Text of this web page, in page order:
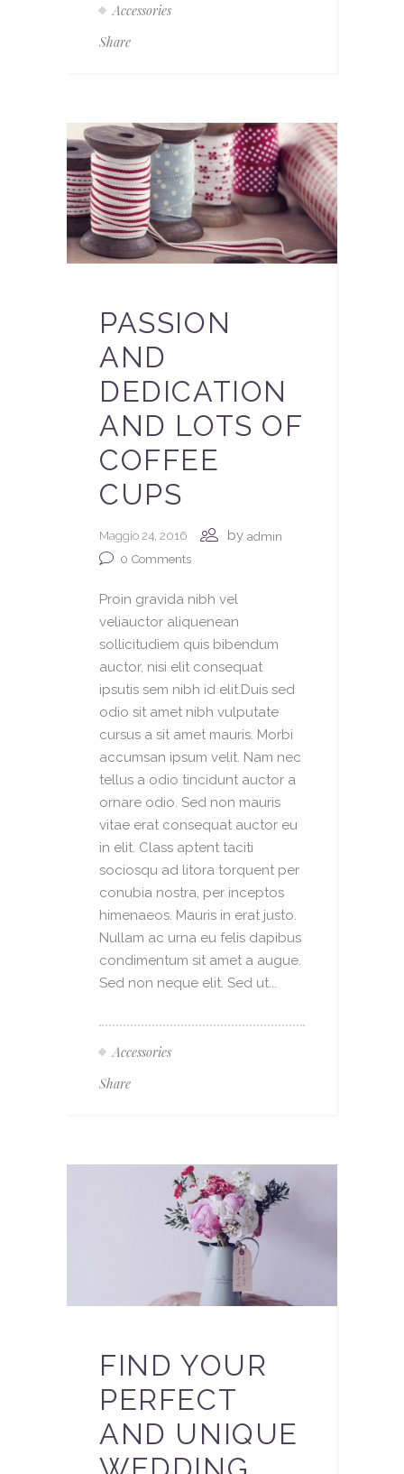
Accessories
Share
PASSION
AND
DEDICATION
AND LOTS OF
COFFEE
CUPS
Maggio 24, 2016 by admin
0 Comments
Proin gravida nibh vel
veliauctor aliquenean
sollicitudiem quis bibendum
auctor, nisi elit consequat
ipsutis sem nibh id elit.Duis sed
odio sit amet nibh vulputate
cursus a sit amet mauris. Morbi
accumsan ipsum velit. Nam nec
tellus a odio tincidunt auctor a
ornare odio. Sed non mauris
vitae erat consequat auctor eu
in elit. Class aptent taciti
sociosqu ad litora torquent per
conubia nostra, per inceptos
himenaeos. Mauris in erat justo.
Nullam ac urna eu felis dapibus
condimentum sit amet a augue.
Sed non neque elit. Sed ut...
Accessories
Share
FIND YOUR
PERFECT
AND UNIQUE